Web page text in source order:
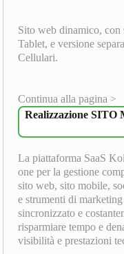
Sito web dinamico,
Tablet, e versione
Cellulari.
Continua alla pagina >
Realizzazione SITO
La piattaforma SaaS
one per la gestione
sito web, sito mobile,
e strumenti di
sincronizzato e
risparmiare tempo e
visibilità e prestazioni